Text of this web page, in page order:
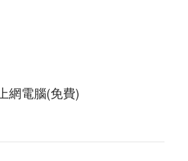
網電腦(免費)